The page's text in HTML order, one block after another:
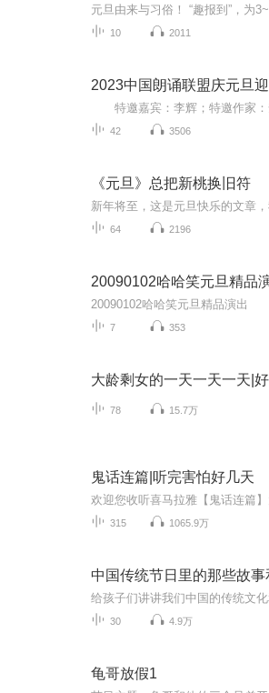
10 2011
2023中国朗诵联盟庆元旦
42 3506
《元旦》总把新桃换旧符
新年将至，这是元旦快乐的文章，
64 2196
20090102哈哈笑元旦精品
20090102哈哈笑元旦精品演出
7 353
大龄剩女的一天一天一天|
78 15.7万
鬼话连篇|听完害怕好几天
315 1065.9万
30 4.9万
龟哥放假1